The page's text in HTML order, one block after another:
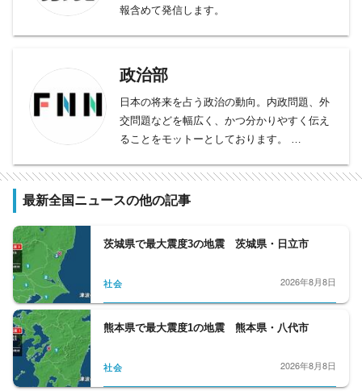
報含めて発信します。
政治部
日本の将来を占う政治の動向。内政問題、外
交問題などを幅広く、かつ分かりやすく伝え
ることをモットーとしております。
邸クラブ。平河クラブは自民党、日本維新の
会、野党クラブは、中道改革連合、立憲民主
問題まで、多岐に渡る分野を、細かくフォロ
る、外交問題を取材、人事院も取材対象とな
っている。政界から財界、官界まで、政治部
の取材分野は広いと言えます。
最新全国ニュースの他の記事
茨城県で最大震度3の地震 茨城県・日立市
社会 2026年8月8日
熊本県で最大震度1の地震 熊本県・八代市
社会 2026年8月8日